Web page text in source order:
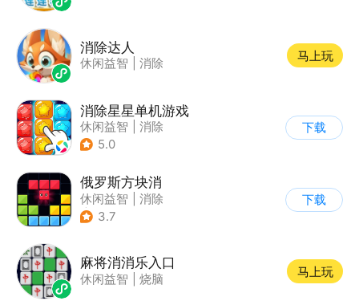
消除达人
休闲益智 消除
马上玩
消除星星单机游戏
休闲益智
消除
5.0
下载
俄罗斯方块消
休闲益智
消除
| 俄罗斯方块
3.7
下载
麻将消消乐入口
休闲益智 烧脑
马上玩